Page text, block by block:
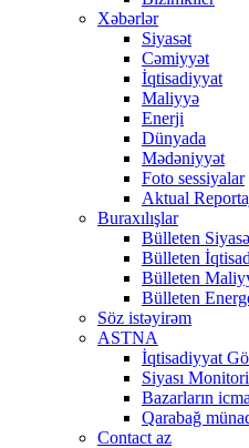
Xəbərlər
Siyasət
Cəmiyyət
İqtisadiyyat
Maliyyə
Enerji
Dünyada
Mədəniyyət
Foto sessiyalar
Aktual
Buraxılışlar
Bülleten
Bülleten
Bülleten
Bülleten
Söz istəyirəm
ASTNA
İqtisadiyyat
Siyası
Bazarların
Qarabağ
Contact az